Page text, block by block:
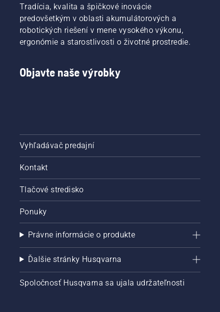
Tradícia, kvalita a špičkové inovácie
predovšetkým v oblasti akumulátorových a
robotických riešení v mene vysokého výkonu,
ergonómie a starostlivosti o životné prostredie.
Objavte naše výrobky
Vyhľadávač predajní
Kontakt
Tlačové stredisko
Ponuky
Právne informácie o produkte
Ďalšie stránky Husqvarna
Spoločnosť Husqvarna sa ujala udržateľnosti